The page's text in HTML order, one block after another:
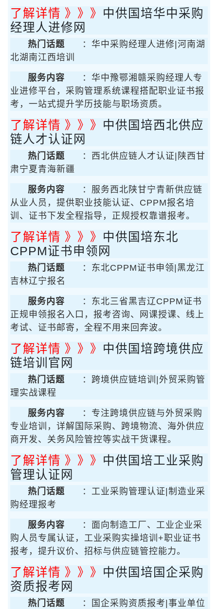
了解详情 》》》 中供国培华中采购
经理人进修网
热门话题
：华中采购经理人进修|河南湖
北湖南江西培训
服务内容
：华中豫鄂湘赣采购经理人专
业进修平台，采购管理系统课程搭配职业证书报
考，一站式提升学历技能与职场资质。
了解详情 》》》 中供国培西北供应
链人才认证网
热门话题
：西北供应链人才认证|陕西甘
肃宁夏青海新疆
服务内容
：服务西北陕甘宁青新供应链
从业人员，提供职业技能认证、CPPM报名培
训、证书下发全程指导，正规授权靠谱报考。
了解详情 》》》 中供国培东北
CPPM证书申领网
热门话题
：东北CPPM证书申领|黑龙江
吉林辽宁报名
服务内容
：东北三省黑吉辽CPPM证书
正规申领报名入口，报考咨询、网课授课、线上
考试、证书邮寄，全程不用来回奔波。
了解详情 》》》 中供国培跨境供应
链培训官网
热门话题
：跨境供应链培训|外贸采购管
理实战课程
服务内容
：专注跨境供应链与外贸采购
专业培训，详解国际采购、跨境物流、海外供应
商开发、关务风险管控等实战干货课程。
了解详情 》》》 中供国培工业采购
管理认证网
热门话题
：工业采购管理认证|制造业采
购经理报考
服务内容
：面向制造工厂、工业企业采
购人员专属认证，工业采购实操培训+职业证书
报考，提升议价、招标与供应链管控能力。
了解详情 》》》 中供国培国企采购
资质报考网
热门话题
：国企采购资质报考|事业单位